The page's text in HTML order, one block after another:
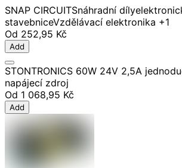
SNAP CIRCUITSnáhradní díly
stavebniceVzdělávací elektronika +1
Od 252,95 Kč
Add
STONTRONICS 60W 24V 2,5A
napájecí zdroj
Od 1 068,95 Kč
Add